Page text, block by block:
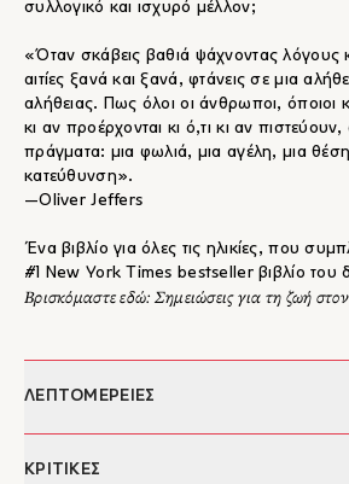
συλλογικό και ισχυρό μέλλον;
«Όταν σκάβεις βαθιά ψάχνοντας λόγους
αιτίες ξανά και ξανά, φτάνεις σε μια
αλήθειας. Πως όλοι οι άνθρωποι, όποιοι
κι αν προέρχονται κι ό,τι κι αν
πράγματα: μια φωλιά, μια αγέλη, μια
κατεύθυνση».
―Oliver Jeffers
Ένα βιβλίο για όλες τις ηλικίες, που
#1 New York Times bestseller βιβλίο του
Βρισκόμαστε εδώ: Σημειώσεις για τη ζωή
ΛΕΠΤΟΜΕΡΕΙΕΣ
Συγγραφέας:
ΚΡΙΤΙΚΕΣ